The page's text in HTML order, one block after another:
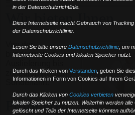
Wir bieten Ihnen ...
Von der
bundesweiten
zur europaweiten
Sonderfahrt.
Profitieren
in der Datenschutzrichtlinie.
Diese Internetseite macht Gebrauch von
der Datenschutzrichtlinie.
Lesen Sie bitte unsere Datenschutzrichtlinie, um
Internetseite Cookies und lokalen Speicher nutzt.
Durch das Klicken von Verstanden, geben Sie
Informationen in Form von Cookies auf Ihrem
Durch das Klicken von Cookies verbieten
lokalen Speicher zu nutzen. Weiterhin werden
gelöscht und Teile der Internetseite könnten